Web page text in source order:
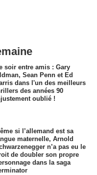
soir entre amis : Gary
Sean Penn et Ed
dans l'un des meilleurs
des années 90
oublié !
si l’allemand est sa
maternelle, Arnold
n’a pas eu le
de doubler son propre
dans la saga